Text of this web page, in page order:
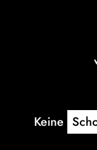
Keine